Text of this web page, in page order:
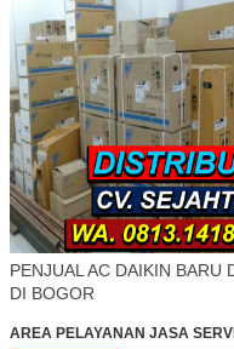
PENJUAL AC DAIKIN BARU
DI BOGOR
AREA PELAYANAN JASA